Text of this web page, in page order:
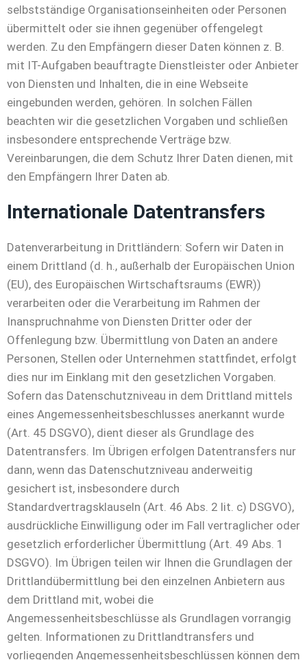
selbstständige Organisationseinheiten oder Personen
übermittelt oder sie ihnen gegenüber offengelegt
werden. Zu den Empfängern dieser Daten können z. B.
mit IT-Aufgaben beauftragte Dienstleister oder Anbieter
von Diensten und Inhalten, die in eine Webseite
eingebunden werden, gehören. In solchen Fällen
beachten wir die gesetzlichen Vorgaben und schließen
insbesondere entsprechende Verträge bzw.
Vereinbarungen, die dem Schutz Ihrer Daten dienen, mit
den Empfängern Ihrer Daten ab.
Internationale Datentransfers
Datenverarbeitung in Drittländern: Sofern wir Daten in
einem Drittland (d. h., außerhalb der Europäischen Union
(EU), des Europäischen Wirtschaftsraums (EWR))
verarbeiten oder die Verarbeitung im Rahmen der
Inanspruchnahme von Diensten Dritter oder der
Offenlegung bzw. Übermittlung von Daten an andere
Personen, Stellen oder Unternehmen stattfindet, erfolgt
dies nur im Einklang mit den gesetzlichen Vorgaben.
Sofern das Datenschutzniveau in dem Drittland mittels
eines Angemessenheitsbeschlusses anerkannt wurde
(Art. 45 DSGVO), dient dieser als Grundlage des
Datentransfers. Im Übrigen erfolgen Datentransfers nur
dann, wenn das Datenschutzniveau anderweitig
gesichert ist, insbesondere durch
Standardvertragsklauseln (Art. 46 Abs. 2 lit. c) DSGVO),
ausdrückliche Einwilligung oder im Fall vertraglicher oder
gesetzlich erforderlicher Übermittlung (Art. 49 Abs. 1
DSGVO). Im Übrigen teilen wir Ihnen die Grundlagen der
Drittlandübermittlung bei den einzelnen Anbietern aus
dem Drittland mit, wobei die
Angemessenheitsbeschlüsse als Grundlagen vorrangig
gelten. Informationen zu Drittlandtransfers und
vorliegenden Angemessenheitsbeschlüssen können dem